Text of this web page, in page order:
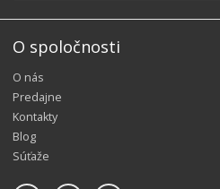
O spoločnosti
O nás
Predajne
Kontakty
Blog
Súťaže